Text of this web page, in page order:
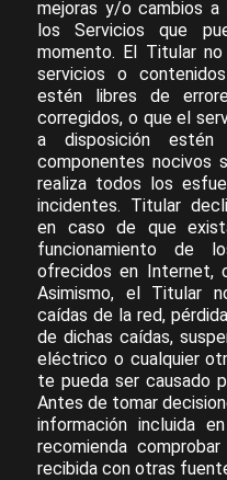
mejoras y/o cambios
los Servicios que
momento. El Titular
servicios o
estén libres de
corregidos, o que el
a disposición
componentes nocivos
realiza todos los
incidentes. Titular
en caso de que
funcionamiento de
ofrecidos en Internet,
Asimismo, el Titular
caídas de la red,
de dichas caídas,
eléctrico o cualquier
te pueda ser causado
Antes de tomar
información incluida
recomienda
recibida con otras